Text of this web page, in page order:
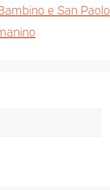
e San Paolo